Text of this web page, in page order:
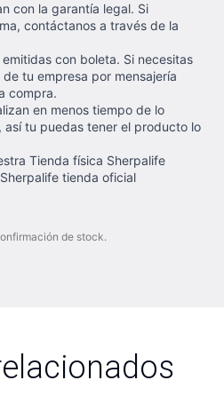
con la garantía legal. Si
contáctanos a través de la
con boleta. Si necesitas
tu empresa por mensajería
compra.
en menos tiempo de lo
así tu puedas tener el producto lo
Tienda física Sherpalife
tienda oficial
de stock.